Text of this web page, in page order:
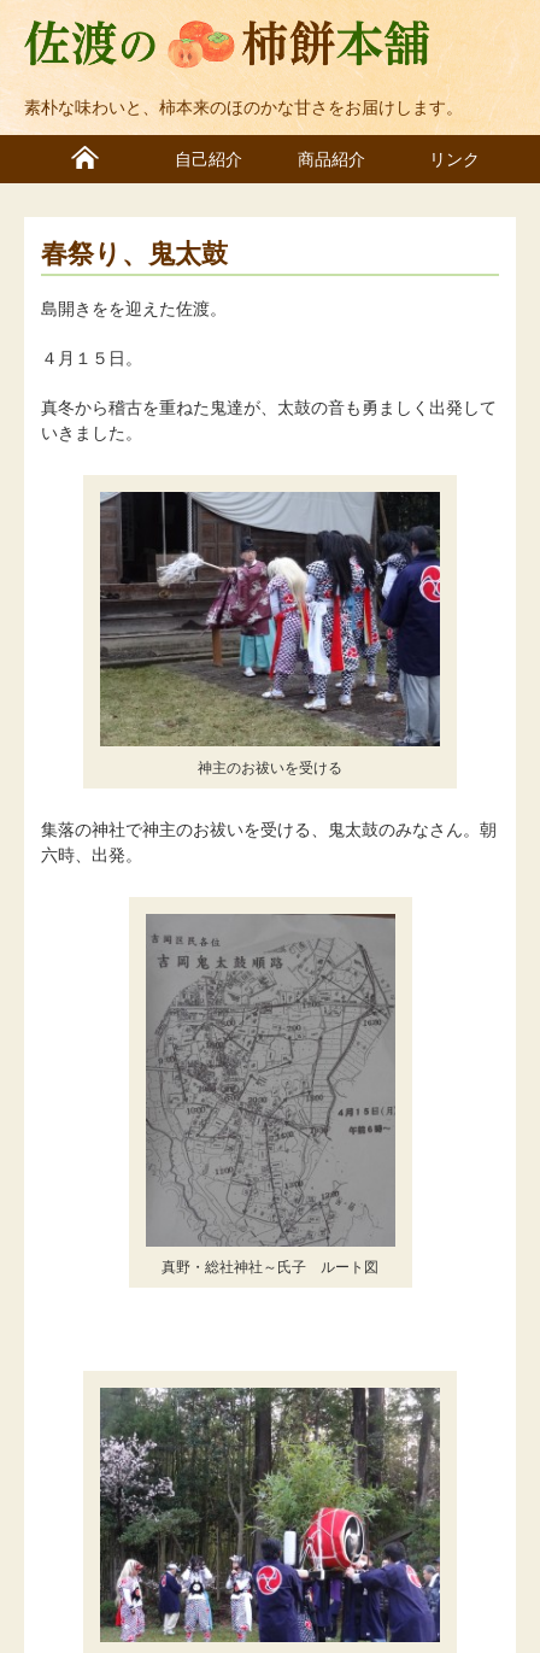
素朴な味わいと、柿本来のほのかな甘さをお届けします。
自己紹介 商品紹介 リンク
春祭り、鬼太鼓
島開きをを迎えた佐渡。
４月１５日。
真冬から稽古を重ねた鬼達が、太鼓の音も勇ましく出発して
いきました。
神主のお祓いを受ける
集落の神社で神主のお祓いを受ける、鬼太鼓のみなさん。朝
六時、出発。
真野・総社神社～氏子 ルート図